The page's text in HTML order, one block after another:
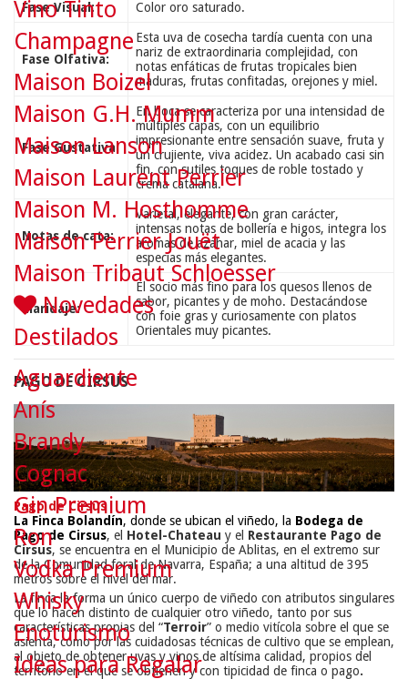
Fase Visual: Color oro saturado.
Fase Olfativa:
Esta uva de cosecha tardía cuenta con una
nariz de extraordinaria complejidad, con
notas enfáticas de frutas tropicales bien
maduras, frutas confitadas, orejones y miel.
Fase Gustativa:
En boca se caracteriza por una intensidad de
múltiples capas, con un equilibrio
impresionante entre sensación suave, fruta y
un crujiente, viva acidez. Un acabado casi sin
fin, con sutiles toques de roble tostado y
crema catalana.
Notas de cata:
Varietal, elegante, con gran carácter,
intensas notas de bollería e higos, integra los
aromas de azahar, miel de acacia y las
especias más elegantes.
Maridaje:
El socio más fino para los quesos llenos de
sabor, picantes y de moho. Destacándose
con foie gras y curiosamente con platos
Orientales muy picantes.
PAGO DE CIRSUS
Pago de Cirsus
La Finca Bolandín, donde se ubican el viñedo, la Bodega de
Pago de Cirsus, el Hotel-Chateau y el Restaurante Pago de
Cirsus, se encuentra en el Municipio de Ablitas, en el extremo sur
de la Comunidad foral de Navarra, España; a una altitud de 395
metros sobre el nivel del mar.
La finca la forma un único cuerpo de viñedo con atributos singulares
que lo hacen distinto de cualquier otro viñedo, tanto por sus
características propias del “Terroir” o medio vitícola sobre el que se
asienta, como por las cuidadosas técnicas de cultivo que se emplean,
al objeto de obtener uvas y vinos de altísima calidad, propios del
territorio en el que se obtienen y con tipicidad de finca o pago.
Vino Tinto
Champagne
Maison Boizel
Maison G.H. Mumm
Maison Lanson
Maison Laurent Perrier
Maison M. Hosthomme
Maison Perrier Jouët
Maison Tribaut Schloesser
Novedades
Destilados
Aguardiente
Anís
Brandy
Cognac
Gin Premium
Ron
Vodka Premium
Whisky
Enoturismo
Ideas para Regalar